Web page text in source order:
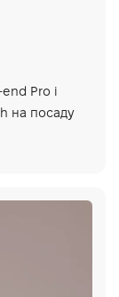
Pro і
на посаду